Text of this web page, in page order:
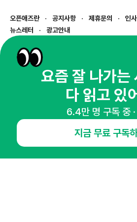
오픈애즈란 공지사항 제휴문의
인
뉴스레터
광고안내
경기도 성남시 분당구 대왕판교로645번길 16
사업자등록번호 : 144-81-27690(
통신판매업신고번호 : 2014-경기성남-1023
호스팅서비스사업자 : 오픈애즈
1800-2198
openads@openads.co.kr
이용약관
instagramthreadkakaotalk
요즘 잘 나가는
다 읽고 있
6.4만 명 구독 중
지금 무료 구독하